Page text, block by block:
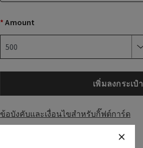
* Amount
เพิ่มลงกระเป๋า
ข้อบังคับและเงื่อนไขสำหรับกิ๊ฟต์การ์ด